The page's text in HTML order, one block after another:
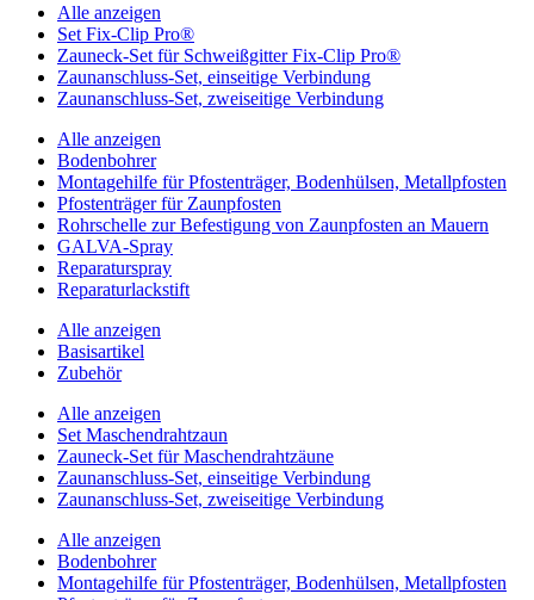
Alle anzeigen
Set Fix-Clip Pro®
Zauneck-Set für Schweißgitter Fix-Clip Pro®
Zaunanschluss-Set, einseitige Verbindung
Zaunanschluss-Set, zweiseitige Verbindung
Alle anzeigen
Bodenbohrer
Montagehilfe für Pfostenträger, Bodenhülsen, Metallpfosten
Pfostenträger für Zaunpfosten
Rohrschelle zur Befestigung von Zaunpfosten an Mauern
GALVA-Spray
Reparaturspray
Reparaturlackstift
Alle anzeigen
Basisartikel
Zubehör
Alle anzeigen
Set Maschendrahtzaun
Zauneck-Set für Maschendrahtzäune
Zaunanschluss-Set, einseitige Verbindung
Zaunanschluss-Set, zweiseitige Verbindung
Alle anzeigen
Bodenbohrer
Montagehilfe für Pfostenträger, Bodenhülsen, Metallpfosten